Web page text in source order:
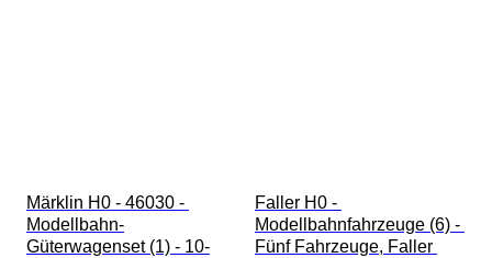
Märklin H0 - 46030 -
Modellbahn-
Güterwagenset (1) - 10-
Faller H0 -
Modellbahnfahrzeuge (6) -
Fünf Fahrzeuge, Faller